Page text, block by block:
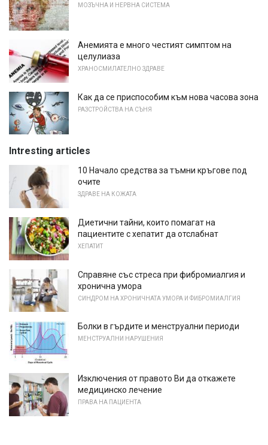
МОЗЪЧНА И НЕРВНА СИСТЕМА
Анемията е много честият симптом на
целулиаза
ХРАНОСМИЛАТЕЛНО ЗДРАВЕ
Как да се приспособим към нова часова зона
РАЗСТРОЙСТВА НА СЪНЯ
Intresting articles
10 Начало средства за тъмни кръгове под
очите
ЗДРАВЕ НА КОЖАТА
Диетични тайни, които помагат на
пациентите с хепатит да отслабнат
ХЕПАТИТ
Справяне със стреса при фибромиалгия и
хронична умора
СИНДРОМ НА ХРОНИЧНАТА УМОРА И ФИБРОМИАЛГИЯ
Болки в гърдите и менструални периоди
МЕНСТРУАЛНИ НАРУШЕНИЯ
Изключения от правото Ви да откажете
медицинско лечение
ПРАВА НА ПАЦИЕНТА